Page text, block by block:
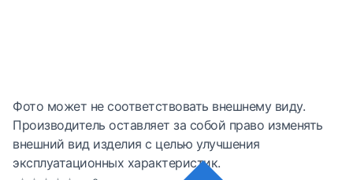
Фото может не соответствовать внешнему виду.
Производитель оставляет за собой право изменять
внешний вид изделия с целью улучшения
эксплуатационных характеристик.